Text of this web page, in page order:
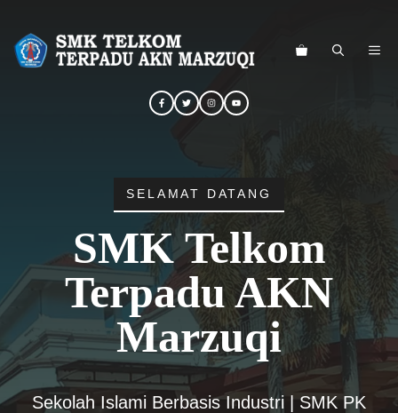
SELAMAT DATANG
SMK Telkom
Terpadu AKN
Marzuqi
Sekolah Islami Berbasis Industri | SMK PK